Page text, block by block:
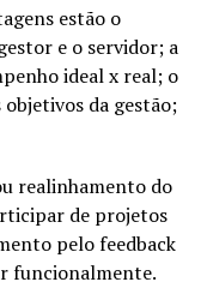
estão o
e o servidor; a
ideal x real; o
da gestão;
realinhamento do
de projetos
pelo feedback
funcionalmente.